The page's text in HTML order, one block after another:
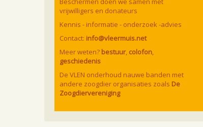
vrijwilligers en donateurs
Kennis - informatie - onderzoek -advies
Contact: info@vleermuis.net
Meer weten? bestuur, colofon,
geschiedenis
De VLEN onderhoud nauwe banden met
andere zoogdier organisaties zoals De
Zoogdiervereniging